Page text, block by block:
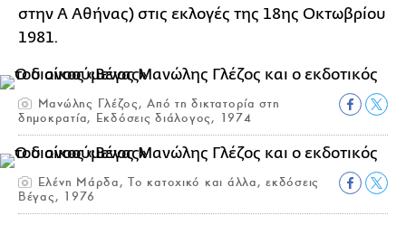
στην Α Αθήνας) στις εκλογές της 18ης Οκτωβρίου
1981.
Μανώλης Γλέζος, Από τη δικτατορία στη
δημοκρατία, Εκδόσεις διάλογος, 1974
Ελένη Μάρδα, Το κατοχικό και άλλα, εκδόσεις
Βέγας, 1976